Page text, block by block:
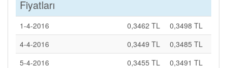
Fiyatları
1-4-2016 0,3462 TL
0,3498 TL
4-4-2016
0,3449 TL
0,3485 TL
5-4-2016
0,3455 TL
0,3491 TL